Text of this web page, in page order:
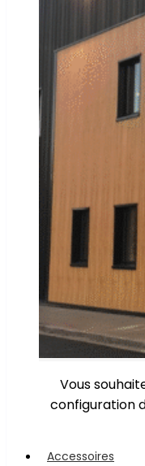
Vous
configuration
Accessoires